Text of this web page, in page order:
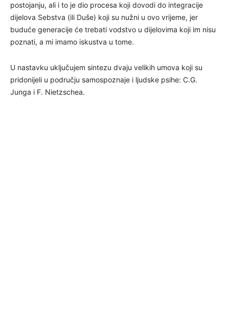
postojanju, ali i to je dio procesa koji dovodi do integracije
dijelova Sebstva (ili Duše) koji su nužni u ovo vrijeme, jer
buduće generacije će trebati vodstvo u dijelovima koji im nisu
poznati, a mi imamo iskustva u tome.
U nastavku uključujem sintezu dvaju velikih umova koji su
pridonijeli u području samospoznaje i ljudske psihe: C.G.
Junga i F. Nietzschea.